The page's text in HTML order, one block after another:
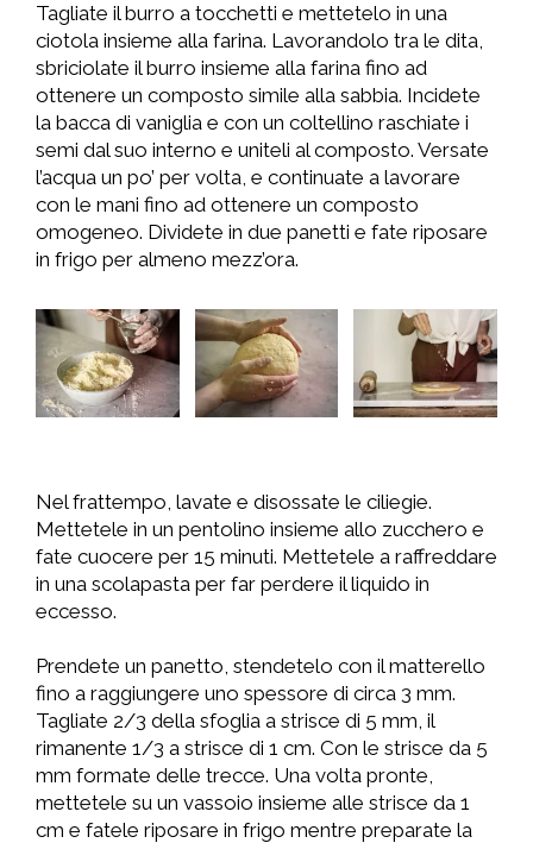
Tagliate il burro a tocchetti e mettetelo in una
ciotola insieme alla farina. Lavorandolo tra le dita,
sbriciolate il burro insieme alla farina fino ad
ottenere un composto simile alla sabbia. Incidete
la bacca di vaniglia e con un coltellino raschiate i
semi dal suo interno e uniteli al composto. Versate
l’acqua un po’ per volta, e continuate a lavorare
con le mani fino ad ottenere un composto
omogeneo. Dividete in due panetti e fate riposare
in frigo per almeno mezz’ora.
Nel frattempo, lavate e disossate le ciliegie.
Mettetele in un pentolino insieme allo zucchero e
fate cuocere per 15 minuti. Mettetele a raffreddare
in una scolapasta per far perdere il liquido in
eccesso.
Prendete un panetto, stendetelo con il matterello
fino a raggiungere uno spessore di circa 3 mm.
Tagliate 2/3 della sfoglia a strisce di 5 mm, il
rimanente 1/3 a strisce di 1 cm. Con le strisce da 5
mm formate delle trecce. Una volta pronte,
mettetele su un vassoio insieme alle strisce da 1
cm e fatele riposare in frigo mentre preparate la